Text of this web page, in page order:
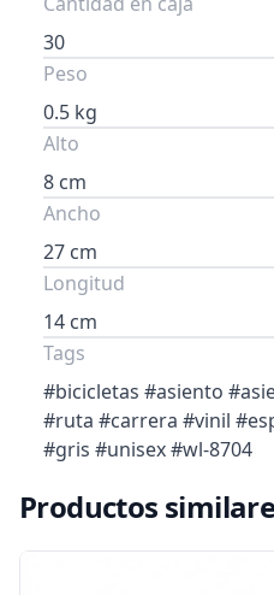
30
Peso
0.5 kg
Alto
8 cm
Ancho
27 cm
Longitud
14 cm
Tags
#bicicletas #asiento
#ruta #carrera #vinil
#gris #unisex #wl-8704
Productos